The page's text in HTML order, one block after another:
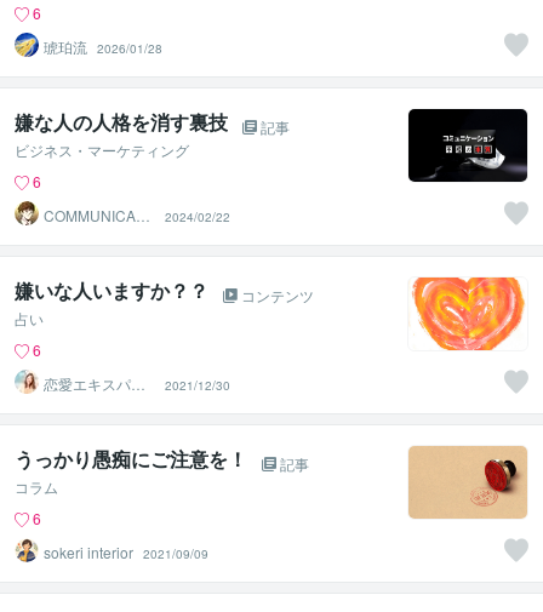
6
琥珀流 2026/01/28
嫌な人の人格を消す裏技
記事
ビジネス・マーケティング
6
COMMUNICATI
2024/02/22
嫌いな人いますか？？
コンテンツ
占い
6
恋愛エキスパー
ト misa misa
2021/12/30
うっかり愚痴にご注意を！
記事
コラム
6
sokeri interior 2021/09/09